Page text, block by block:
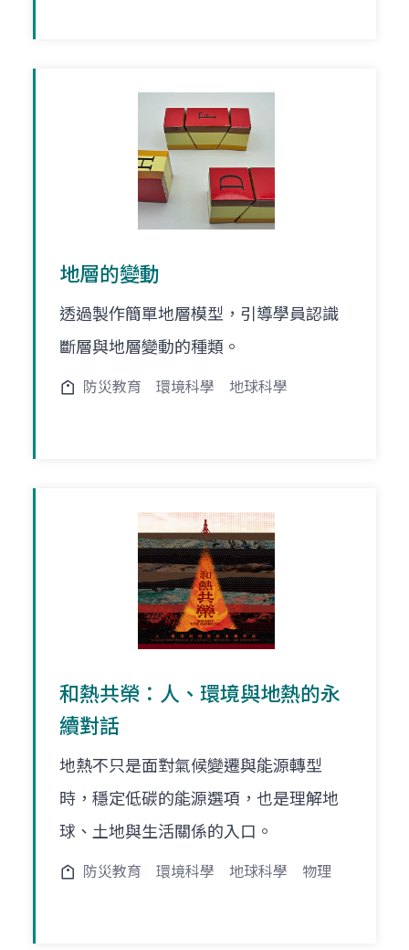
地層的變動
透過製作簡單地層模型，引導學員認識
斷層與地層變動的種類。
防災教育 環境科學 地球科學
和熱共榮：人、環境與地熱的永
續對話
地熱不只是面對氣候變遷與能源轉型
時，穩定低碳的能源選項，也是理解地
球、土地與生活關係的入口。
防災教育 環境科學 地球科學 物理